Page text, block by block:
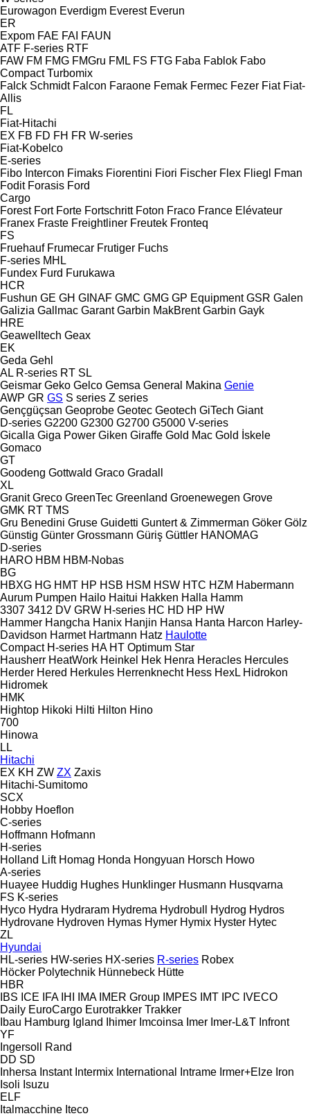
Eurowagon Everdigm Everest Everun
ER
Expom FAE FAI FAUN
ATF F-series RTF
FAW FM FMG FMGru FML FS FTG Faba Fablok Fabo
Compact Turbomix
Falck Schmidt Falcon Faraone Femak Fermec Fezer Fiat Fiat-
Allis
FL
Fiat-Hitachi
EX FB FD FH FR W-series
Fiat-Kobelco
E-series
Fibo Intercon Fimaks Fiorentini Fiori Fischer Flex Fliegl
Fman
Fodit Forasis Ford
Cargo
Forest Fort Forte Fortschritt Foton Fraco France Elévateur
Franex Fraste Freightliner Freutek Fronteq
FS
Fruehauf Frumecar Frutiger Fuchs
F-series MHL
Fundex Furd Furukawa
HCR
Fushun GE GH GINAF GMC GMG GP Equipment GSR Galen
Galizia Gallmac Garant Garbin MakBrent Garbin Gayk
HRE
Geawelltech Geax
EK
Geda Gehl
AL R-series RT SL
Geismar Geko Gelco Gemsa General Makina Genie
AWP GR GS S series Z series
Gençgüçsan Geoprobe Geotec Geotech GiTech Giant
D-series G2200 G2300 G2700 G5000 V-series
Gicalla Giga Power Giken Giraffe Gold Mac Gold İskele
Gomaco
GT
Goodeng Gottwald Graco Gradall
XL
Granit Greco GreenTec Greenland Groenewegen Grove
GMK RT TMS
Gru Benedini Gruse Guidetti Guntert & Zimmerman Göker Gölz
Günstig Günter Grossmann Güriş Güttler HANOMAG
D-series
HARO HBM HBM-Nobas
BG
HBXG HG HMT HP HSB HSM HSW HTC HZM Habermann
Aurum Pumpen Hailo Haitui Hakken Halla Hamm
3307 3412 DV GRW H-series HC HD HP HW
Hammer Hangcha Hanix Hanjin Hansa Hanta Harcon Harley-
Davidson Harmet Hartmann Hatz Haulotte
Compact H-series HA HT Optimum Star
Hausherr HeatWork Heinkel Hek Henra Heracles Hercules
Herder Hered Herkules Herrenknecht Hess HexL Hidrokon
Hidromek
HMK
Hightop Hikoki Hilti Hilton Hino
700
Hinowa
LL
Hitachi
EX KH ZW ZX Zaxis
Hitachi-Sumitomo
SCX
Hobby Hoeflon
C-series
Hoffmann Hofmann
H-series
Holland Lift Homag Honda Hongyuan Horsch Howo
A-series
Huayee Huddig Hughes Hunklinger Husmann Husqvarna
FS K-series
Hyco Hydra Hydraram Hydrema Hydrobull Hydrog Hydros
Hydrovane Hydroven Hymas Hymer Hymix Hyster Hytec
ZL
Hyundai
HL-series HW-series HX-series R-series Robex
Höcker Polytechnik Hünnebeck Hütte
HBR
IBS ICE IFA IHI IMA IMER Group IMPES IMT IPC IVECO
Daily EuroCargo Eurotrakker Trakker
Ibau Hamburg Igland Ihimer Imcoinsa Imer Imer-L&T Infront
YF
Ingersoll Rand
DD SD
Inhersa Instant Intermix International Intrame Irmer+Elze Iron
Isoli Isuzu
ELF
Italmacchine Iteco